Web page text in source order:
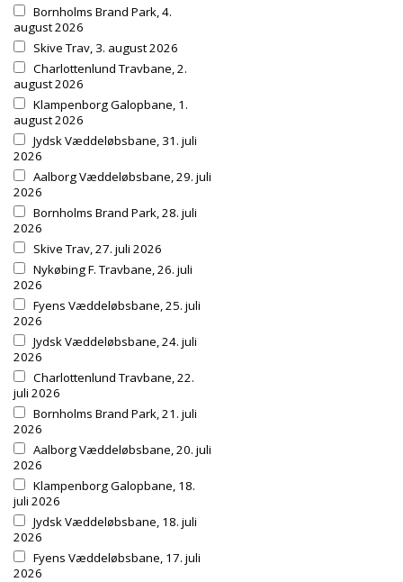
Bornholms Brand Park, 4.
august 2026
Skive Trav, 3. august 2026
Charlottenlund Travbane, 2.
august 2026
Klampenborg Galopbane, 1.
august 2026
Jydsk Væddeløbsbane, 31. juli
2026
Aalborg Væddeløbsbane, 29. juli
2026
Bornholms Brand Park, 28. juli
2026
Skive Trav, 27. juli 2026
Nykøbing F. Travbane, 26. juli
2026
Fyens Væddeløbsbane, 25. juli
2026
Jydsk Væddeløbsbane, 24. juli
2026
Charlottenlund Travbane, 22.
juli 2026
Bornholms Brand Park, 21. juli
2026
Aalborg Væddeløbsbane, 20. juli
2026
Klampenborg Galopbane, 18.
juli 2026
Jydsk Væddeløbsbane, 18. juli
2026
Fyens Væddeløbsbane, 17. juli
2026